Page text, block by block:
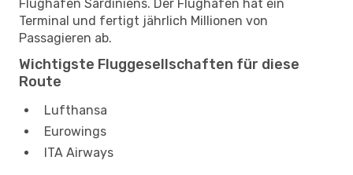
Flughäfen Sardiniens. Der Flughafen hat ein
Terminal und fertigt jährlich Millionen von
Passagieren ab.
Wichtigste Fluggesellschaften für diese
Route
Lufthansa
Eurowings
ITA Airways